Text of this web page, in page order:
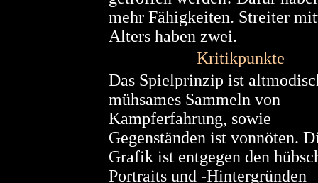
mehr Fähigkeiten. Streiter
Alters haben zwei.
Kritikpunkte
Das Spielprinzip ist
mühsames Sammeln von
Kampferfahrung, sowie
Gegenständen ist vonnöten.
Grafik ist entgegen den
Portraits und -Hintergründen